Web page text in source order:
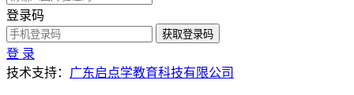
登录码
获取登录码
登 录
技术支持： 广东启点学教育科技有限公司